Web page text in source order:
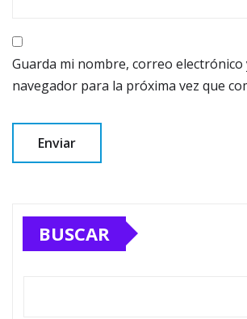
Guarda mi nombre, correo electrónico
navegador para la próxima vez que
BUSCAR